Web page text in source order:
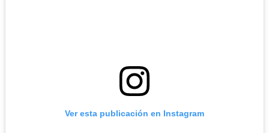
Ver esta publicación en Instagram